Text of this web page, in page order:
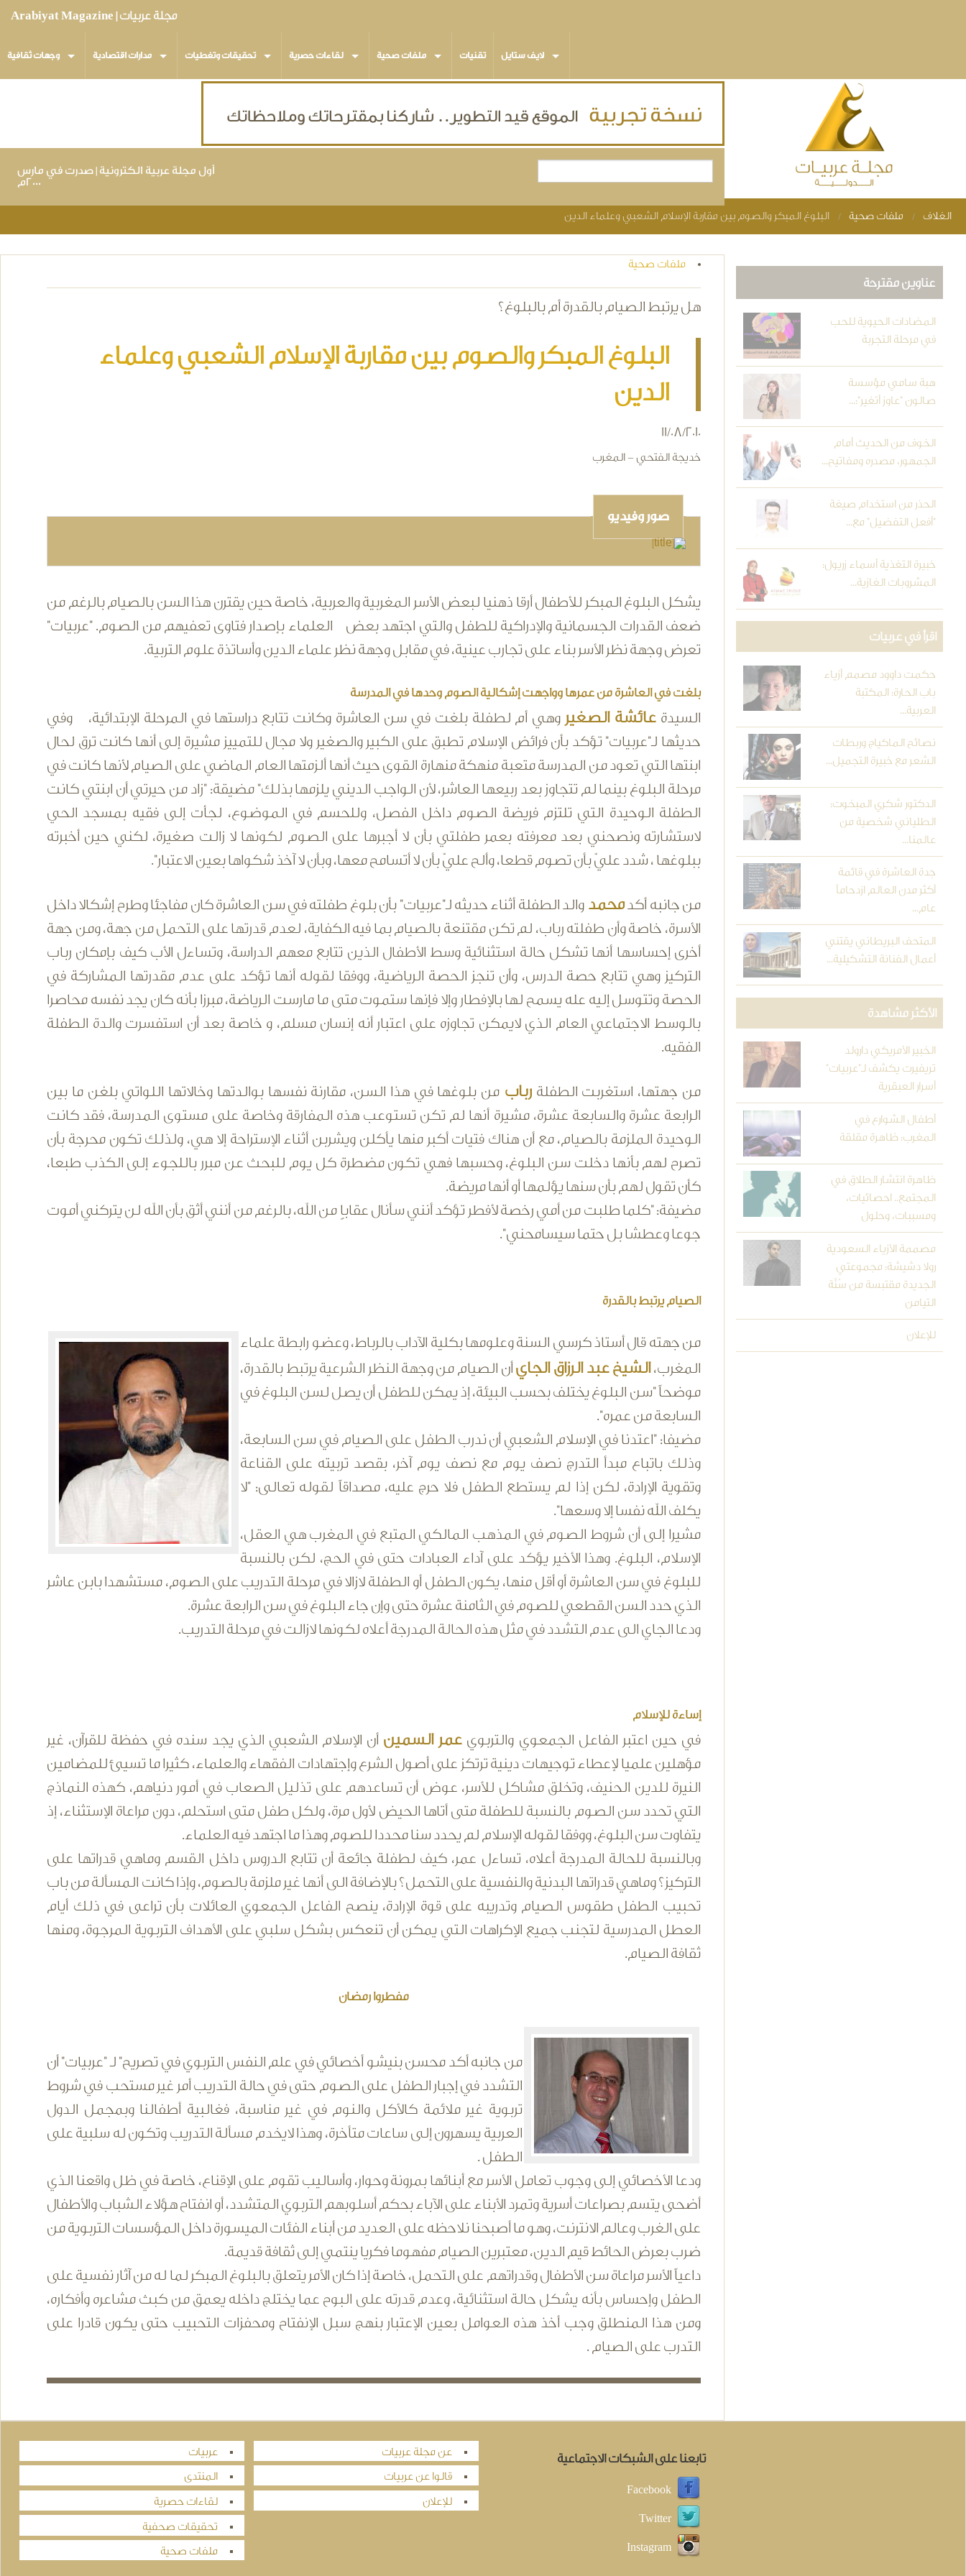
مجلة عربيات | Arabiyat Magazine
وجهات ثقافية مدارات اقتصادية تحقيقات وتغطيات لقاءات حصرية ملفات صحية تقنيات لايف ستايل
أول مجلة عربية الكترونية | صدرت في مارس
٢٠٠٠م
You are here
الغلاف ملفات صحية البلوغ المبكر والصوم بين مقاربة الإسلام الشعبي وعلماء الدين
ملفات صحية
هل يرتبط الصيام بالقدرة أم بالبلوغ؟
البلوغ المبكر والصوم بين مقاربة الإسلام الشعبي وعلماء
الدين
11/08/2010
خديجة الفتحي - المغرب
صور وفيديو
يشكل البلوغ المبكر للأطفال أرقا ذهنيا لبعض الأسر المغربية والعربية، خاصة حين يقترن هذا السن بالصيام بالرغم من
ضعف القدرات الجسمانية والإدراكية للطفل والتي اجتهد بعض العلماء بإصدار فتاوى تعفيهم من الصوم. "عربيات"
تعرض وجهة نظر الأسر بناء على تجارب عينية، في مقابل وجهة نظر علماء الدين وأساتذة علوم التربية.
بلغت في العاشرة من عمرها وواجهت إشكالية الصوم وحدها في المدرسة
السيدة عائشة الصغير وهي أم لطفلة بلغت في سن العاشرة وكانت تتابع دراستها في المرحلة الإبتدائية، وفي
حديثها لـ"عربيات" تؤكد بأن فرائض الإسلام تطبق على الكبير والصغير ولا مجال للتمييز مشيرة إلى أنها كانت ترق لحال
ابنتها التي تعود من المدرسة متعبة منهكة منهارة القوى حيث أنها ألزمتها العام الماضي على الصيام لأنها كانت في
مرحلة البلوغ بينما لم تتجاوز بعد ربيعها العاشر، لأن الواجب الديني يلزمها بذلك" مضيقة: "زاد من حيرتي أن ابنتي كانت
الطفلة الوحيدة التي تلتزم فريضة الصوم داخل الفصل، وللحسم في الموضوع، لجأت إلى فقيه بمسجد الحي
لاستشارته ونصحني بعد معرفته بعمر طفلتي بأن لا أجبرها على الصوم لكونها لا زالت صغيرة، لكني حين أخبرته
ببلوغها ، شدد عليّ بأن تصوم قطعا، وألح عليّ بأن لا أتسامح معها، وبأن لا آخذ شكواها بعين الاعتبار".
من جانبه أكدمحمد والد الطفلة أثناء حديثه لـ"عربيات" بأن بلوغ طفلته في سن العاشرة كان مفاجئا وطرح إشكالا داخل
الأسرة، خاصة وأن طفلته رباب، لم تكن مقتنعة بالصيام بما فيه الكفاية، لعدم قدرتها على التحمل من جهة، ومن جهة
أخرى إحساسها أنها تشكل حالة استثنائية وسط الأطفال الذين تتابع معهم الدراسة، وتساءل الأب كيف بإمكان رباب
التركيز وهي تتابع حصة الدرس، وأن تنجز الحصة الرياضية، ووفقا لقوله أنها تؤكد على عدم مقدرتها المشاركة في
الحصة وتتوسل إليه عله يسمح لها بالإفطار وإلا فإنها ستموت متى ما مارست الرياضة، مبرزا بأنه كان يجد نفسه محاصرا
بالوسط الاجتماعي العام الذي لايمكن تجاوزه على اعتبار أنه إنسان مسلم، و خاصة بعد أن استفسرت والدة الطفلة
الفقيه.
من جهتها، استغربت الطفلةرباب من بلوغها في هذا السن، مقارنة نفسها بوالدتها وخالاتها اللواتي بلغن ما بين
الرابعة عشرة والسابعة عشرة، مشيرة أنها لم تكن تستوعب هذه المفارقة وخاصة على مستوى المدرسة، فقد كانت
الوحيدة الملزمة بالصيام، مع أن هناك فتيات أكبر منها يأكلن ويشربن أثناء الإستراحة إلا هي، ولذلك تكون محرجة بأن
تصرح لهم بأنها دخلت سن البلوغ، وحسبها فهي تكون مضطرة كل يوم للبحث عن مبرر باللجوء إلى الكذب طبعا،
كأن تقول لهم بأن سنها يؤلمها أو أنها مريضة.
مضيفة: "كلما طلبت من أمي رخصة لأفطر تؤكد أنني سأنال عقاباٍ من الله، بالرغم من أنني أثق بأن الله لن يتركني أموت
جوعا وعطشا بل حتما سيسامحني".
الصيام يرتبط بالقدرة
من جهته قال أستاذ كرسي السنة وعلومها بكلية الآداب بالرباط، وعضو رابطة علماء
المغرب، الشيخ عبد الرزاق الجاي أن الصيام من وجهة النظر الشرعية يرتبط بالقدرة،
موضحاً "سن البلوغ يختلف بحسب البيئة، إذ يمكن للطفل أن يصل لسن البلوغ في
السابعة من عمره".
مضيفا: "اعتدنا في الإسلام الشعبي أن ندرب الطفل على الصيام في سن السابعة،
وذلك باتباع مبدأ التدرج نصف يوم مع نصف يوم آخر، بقصد تربيته على القناعة
وتقوية الإرادة، لكن إذا لم يستطع الطفل فلا حرج عليه، مصداقاً لقوله تعالى: "لا
يكلف الله نفسا إلا وسعها".
مشيرا إلى أن شروط الصوم في المذهب المالكي المتبع في المغرب هي العقل،
الإسلام، البلوغ. وهذا الأخير يؤكد على آداء العبادات حتى في الحج، لكن بالنسبة
للبلوغ في سن العاشرة أو أقل منها، يكون الطفل أو الطفلة لازالا في مرحلة التدريب على الصوم، مستشهدا بابن عاشر
الذي حدد السن القطعي للصوم في الثامنة عشرة حتى وإن جاء البلوغ في سن الرابعة عشرة.
ودعا الجاي الى عدم التشدد في مثل هذه الحالة المدرجة أعلاه لكونها لازالت في مرحلة التدريب.
إساءة للإسلام
في حين اعتبر الفاعل الجمعوي والتربوي عمر السمين أن الإسلام الشعبي الذي يجد سنده في حفظة للقرآن، غير
مؤهلين علميا لإعطاء توجيهات دينية ترتكز على أصول الشرع وإجتهادات الفقهاء والعلماء، كثيرا ما تسيئ للمضامين
النيرة للدين الحنيف، وتخلق مشاكل للأسر، عوض أن تساعدهم على تذليل الصعاب في أمور دنياهم، كهذه النماذج
التي تحدد سن الصوم بالنسبة للطفلة متى أتاها الحيض لأول مرة، ولكل طفل متى استحلم، دون مراعاة الإستثناء، إذ
يتفاوت سن البلوغ، ووفقا لقوله الإسلام لم يحدد سنا محددا للصوم وهذا ما اجتهد فيه العلماء.
وبالنسبة للحالة المدرجة أعلاه، تساءل عمر، كيف لطفلة جائعة أن تتابع الدروس داخل القسم وماهي قدراتها على
التركيز؟ وماهي قدراتها البدنية والنفسية على التحمل؟ بالإضافة الى أنها غير ملزمة بالصوم، وإذا كانت المسألة من باب
تحبيب الطفل طقوس الصيام وتدريبه على قوة الإرادة، ينصح الفاعل الجمعوي العائلات بأن تراعى في ذلك أيام
العطل المدرسية لتجنب جميع الإكراهات التي يمكن أن تنعكس بشكل سلبي على الأهداف التربوية المرجوة، ومنها
ثقافة الصيام.
مفطروا رمضان
من جانبه أكد محسن بنيشو أخصائي في علم النفس التربوي في تصريح" لـ "عربيات" أن
التشدد في إجبار الطفل على الصوم حتى في حالة التدريب أمر غير مستحب في شروط
تربوية غير ملائمة كالأكل والنوم في غير مناسبة، فغالبية أطفالنا وبمجمل الدول
العربية يسهرون إلى ساعات متأخرة، وهذا لايخدم مسألة التدريب وتكون له سلبية على
الطفل .
ودعا الأخصائي إلى وجوب تعامل الأسر مع أبنائها بمرونة وحوار، وأساليب تقوم على الإقناع، خاصة في ظل واقعنا الذي
أضحى يتسم بصراعات أسرية وتمرد الأبناء على الآباء بحكم أسلوبهم التربوي المتشدد، أو انفتاح هؤلاء الشباب والأطفال
على الغرب وعالم الانترنت، وهو ما أصبحنا نلاحظه على العديد من أبناء الفئات الميسورة داخل المؤسسات التربوية من
ضرب بعرض الحائط قيم الدين، معتبرين الصيام مفهوما فكريا ينتمي إلى ثقافة قديمة.
داعياً الأسر مراعاة سن الأطفال وقدراتهم على التحمل، خاصة إذا كان الأمر يتعلق بالبلوغ المبكر لما له من آثار نفسية على
الطفل وإحساس بأنه يشكل حالة استثنائية، وعدم قدرته على البوح عما يختلج داخله يعمق من كبث مشاعره وأفكاره،
ومن هذا المنطلق وجب أخذ هذه العوامل بعين الإعتبار بنهج سبل الإنفتاح ومحفزات التحبيب حتى يكون قادرا على
التدرب على الصيام .
عناوين مقترحة
المضادات الحيوية للحب
في مرحلة التجربة
هبة سامي مؤسسة
صالون "عاوز أتغير":...
الخوف من الحديث أمام
الجمهور، مصدره ومفاتيح...
الحذر من استخدام صيغة
"أفعل التفضيل" مع...
خبيرة التغذية أسماء زريول:
المشروبات الغازية...
اقرأ في عربيات
حكمت داوود مصمم أزياء
باب الحارة: المكتبة
العربية...
نصائح الماكياج وربطات
الشعر مع خبيرة التجميل...
الدكتور شكري المبخوت:
الطلياني شخصية من
عالمنا...
جدة العاشرة في قائمة
أكثر مدن العالم ازدحاماً
عام...
المتحف البريطاني يقتني
أعمال الفنانة التشكيلية...
الأكثر مشاهدة
الخبير الأمريكي دارولد
تريفيرت يكشف لـ"عربيات"
أسرار العبقرية
أطفال الشوارع في
المغرب: ظاهرة مقلقة
ظاهرة انتشار الطلاق في
المجتمع.. احصائيات،
ومسببات، وحلول
مصممة الأزياء السعودية
رولا دشيشة: مجموعتي
الجديدة مقتبسة من سُنَّة
التيامن
للإعلان
عربيات
المنتدى
لقاءات حصرية
تحقيقات صحفية
ملفات صحية
عن مجلة عربيات
قالوا عن عربيات
للإعلان
تابعنا على الشبكات الاجتماعية
Facebook
Twitter
Instagram